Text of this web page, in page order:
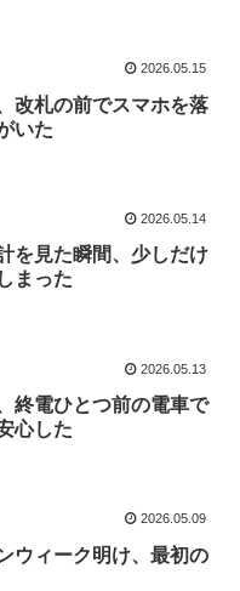
2026.05.15
改札の前でスマホを落
いた
2026.05.14
を見た瞬間、少しだけ
まった
2026.05.13
終電ひとつ前の電車で
心した
2026.05.09
ウィーク明け、最初の